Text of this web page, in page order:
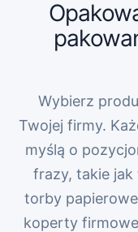
Wybierz
Twojej firmy.
myślą o
frazy, takie jak
torby
koperty